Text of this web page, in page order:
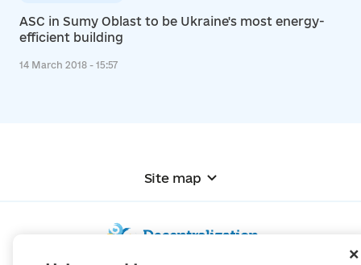
ASC in Sumy Oblast to be Ukraine's most energy-
efficient building
14 March 2018 - 15:57
Site map